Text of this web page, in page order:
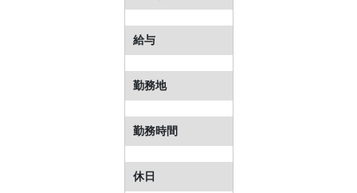
給与
勤務地
勤務時間
休日